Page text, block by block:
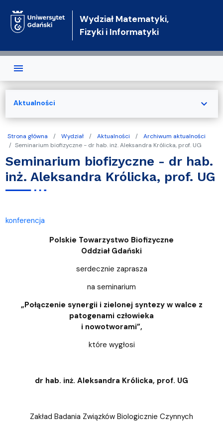
Wydział Matematyki,
Fizyki i Informatyki
Strona główna Wydział Aktualności
Archiwum aktualności
Seminarium biofizyczne - dr hab. inż. Aleksandra Królicka, prof. UG
Seminarium biofizyczne - dr hab.
inż. Aleksandra Królicka, prof. UG
konferencja
Polskie Towarzystwo Biofizyczne
Oddział Gdański
serdecznie zaprasza
na seminarium
„Połączenie synergii i zielonej syntezy w walce z
patogenami człowieka
i nowotworami”,
które wygłosi
dr hab. inż. Aleksandra Królicka, prof. UG
Zakład Badania Związków Biologicznie Czynnych
Aktualności expand_more